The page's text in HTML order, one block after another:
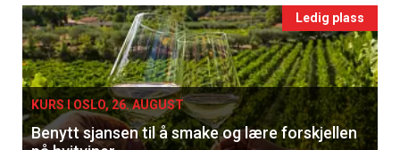
Ledig plass
KURS I OSLO, 26. AUGUST
Benytt sjansen til å smake og lære forskjellen